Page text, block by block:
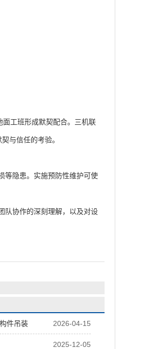
工班形成默契配合。三机联
与信任的考验。
隐患。实施预防性维护可使
协作的深刻理解，以及对设
2026-04-15
件吊装
2025-12-05